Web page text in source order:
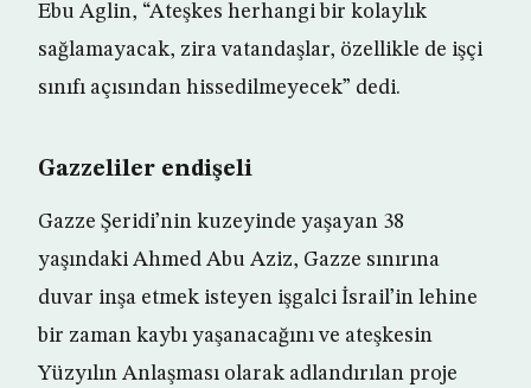
Ebu Aglin, “Ateşkes herhangi bir kolaylık
sağlamayacak, zira vatandaşlar, özellikle de işçi
sınıfı açısından hissedilmeyecek” dedi.
Gazzeliler endişeli
Gazze Şeridi’nin kuzeyinde yaşayan 38
yaşındaki Ahmed Abu Aziz, Gazze sınırına
duvar inşa etmek isteyen işgalci İsrail’in lehine
bir zaman kaybı yaşanacağını ve ateşkesin
Yüzyılın Anlaşması olarak adlandırılan proje